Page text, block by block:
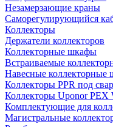
Незамерзающие краны
Саморегулирующийся
Коллекторы
Держатели коллекторов
Коллекторные шкафы
Встраиваемые
Навесные коллекторные
Коллекторы PPR под
Коллекторы Uponor PEX
Комплектующие для
Магистральные